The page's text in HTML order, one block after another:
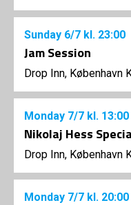
Sunday 6/7 kl. 23:00
Jam Session
Drop Inn, København
Monday 7/7 kl. 13:00
Nikolaj Hess
Drop Inn, København
Monday 7/7 kl. 20:00